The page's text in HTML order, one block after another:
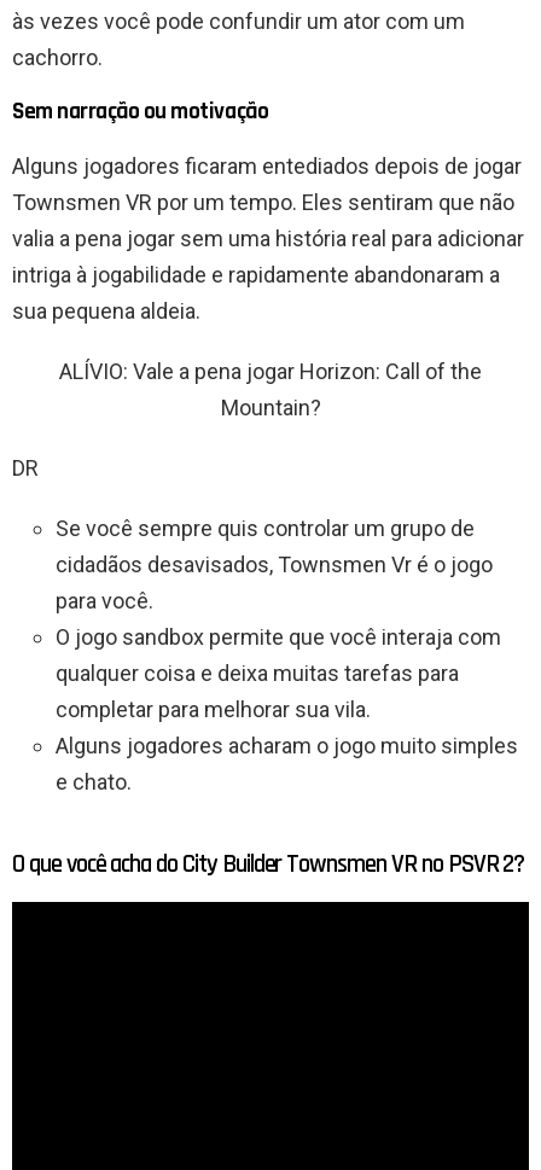
às vezes você pode confundir um ator com um
cachorro.
Sem narração ou motivação
Alguns jogadores ficaram entediados depois de jogar
Townsmen VR por um tempo. Eles sentiram que não
valia a pena jogar sem uma história real para adicionar
intriga à jogabilidade e rapidamente abandonaram a
sua pequena aldeia.
ALÍVIO: Vale a pena jogar Horizon: Call of the
Mountain?
DR
Se você sempre quis controlar um grupo de
cidadãos desavisados, Townsmen Vr é o jogo
para você.
O jogo sandbox permite que você interaja com
qualquer coisa e deixa muitas tarefas para
completar para melhorar sua vila.
Alguns jogadores acharam o jogo muito simples
e chato.
O que você acha do City Builder Townsmen VR no PSVR 2?